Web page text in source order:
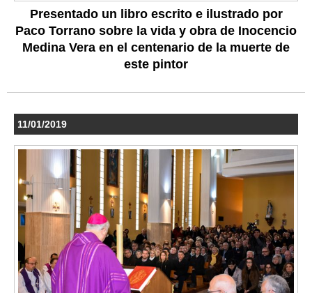
Presentado un libro escrito e ilustrado por
Paco Torrano sobre la vida y obra de Inocencio
Medina Vera en el centenario de la muerte de
este pintor
11/01/2019